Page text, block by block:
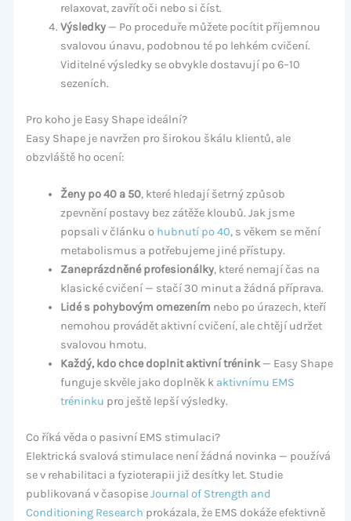
relaxovat, zavřít oči nebo si číst.
Výsledky— Po proceduře můžete pocítit příjemnou
svalovou únavu, podobnou té po lehkém cvičení.
Viditelné výsledky se obvykle dostavují po 6–10
sezeních.
Pro koho je Easy Shape ideální?
Easy Shape je navržen pro širokou škálu klientů, ale
obzvláště ho ocení:
Ženy po 40 a 50, které hledají šetrný způsob
zpevnění postavy bez zátěže kloubů. Jak jsme
popsali v článku o hubnutí po 40, s věkem se mění
metabolismus a potřebujeme jiné přístupy.
Zaneprázdněné profesionálky, které nemají čas na
klasické cvičení — stačí 30 minut a žádná příprava.
Lidé s pohybovým omezením nebo po úrazech, kteří
nemohou provádět aktivní cvičení, ale chtějí udržet
svalovou hmotu.
Každý, kdo chce doplnit aktivní trénink— Easy Shape
funguje skvěle jako doplněk k aktivnímu EMS
tréninku pro ještě lepší výsledky.
Co říká věda o pasivní EMS stimulaci?
Elektrická svalová stimulace není žádná novinka — používá
se v rehabilitaci a fyzioterapii již desítky let. Studie
publikovaná v časopiseJournal of Strength and
Conditioning Research prokázala, že EMS dokáže efektivně